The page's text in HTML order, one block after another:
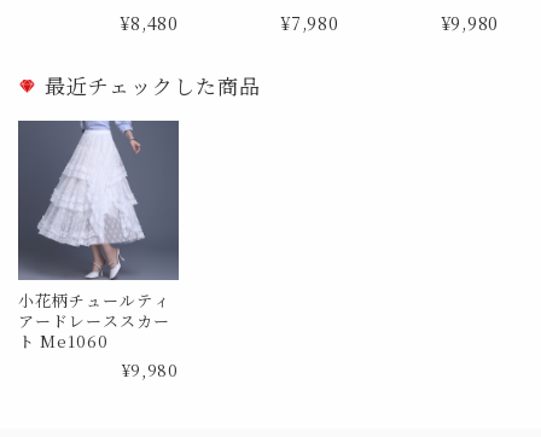
¥8,480 ¥7,980 ¥9,980
最近チェックした商品
小花柄チュールティ
アードレーススカー
ト Me1060
¥9,980